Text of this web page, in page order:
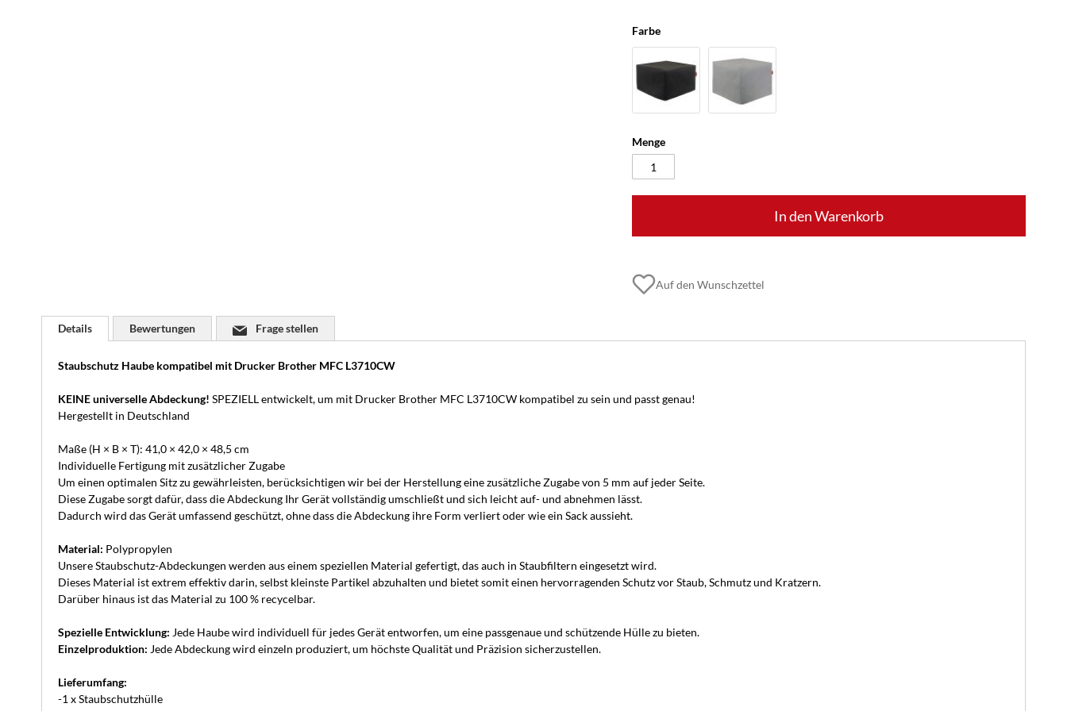
Farbe
Menge
In den Warenkorb
Auf den Wunschzettel
Details
Staubschutz Haube kompatibel mit Drucker Brother MFC L3710CW
KEINE universelle Abdeckung! SPEZIELL entwickelt, um mit Drucker Brother MFC L3710CW kompatibel zu sein und passt genau!
Hergestellt in Deutschland
Maße (H × B × T): 41,0 × 42,0 × 48,5 cm
Individuelle Fertigung mit zusätzlicher Zugabe
Um einen optimalen Sitz zu gewährleisten, berücksichtigen wir bei der Herstellung eine zusätzliche Zugabe von 5 mm auf jeder Seite.
Diese Zugabe sorgt dafür, dass die Abdeckung Ihr Gerät vollständig umschließt und sich leicht auf- und abnehmen lässt.
Dadurch wird das Gerät umfassend geschützt, ohne dass die Abdeckung ihre Form verliert oder wie ein Sack aussieht.
Material: Polypropylen
Unsere Staubschutz-Abdeckungen werden aus einem speziellen Material gefertigt, das auch in Staubfiltern eingesetzt wird.
Dieses Material ist extrem effektiv darin, selbst kleinste Partikel abzuhalten und bietet somit einen hervorragenden Schutz vor Staub, Schmutz und Kratzern.
Darüber hinaus ist das Material zu 100 % recycelbar.
Spezielle Entwicklung: Jede Haube wird individuell für jedes Gerät entworfen, um eine passgenaue und schützende Hülle zu bieten.
Einzelproduktion: Jede Abdeckung wird einzeln produziert, um höchste Qualität und Präzision sicherzustellen.
Lieferumfang:
-1 x Staubschutzhülle
Bewertungen Frage stellen